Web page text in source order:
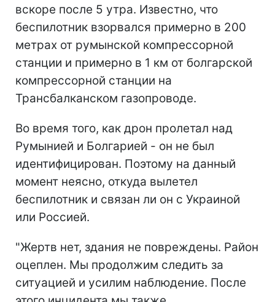
вскоре после 5 утра. Известно, что
беспилотник взорвался примерно в 200
метрах от румынской компрессорной
станции и примерно в 1 км от болгарской
компрессорной станции на
Трансбалканском газопроводе.
Во время того, как дрон пролетал над
Румынией и Болгарией - он не был
идентифицирован. Поэтому на данный
момент неясно, откуда вылетел
беспилотник и связан ли он с Украиной
или Россией.
"Жертв нет, здания не повреждены. Район
оцеплен. Мы продолжим следить за
ситуацией и усилим наблюдение. После